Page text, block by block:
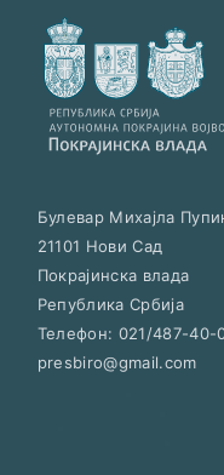
Булевар Михајла
21101 Нови Сад
Покрајинска влада
Република Србија
Телефон: 021/487-40-
presbiro@gmail.com